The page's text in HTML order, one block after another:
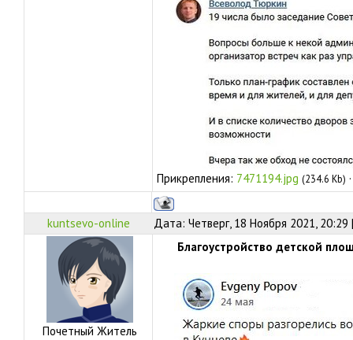
Прикрепления: 7471194.jpg (234.6 Kb)
kuntsevo-online Дата: Четверг, 18 Ноября 2021,
Почетный Житель
Благоустройство детской